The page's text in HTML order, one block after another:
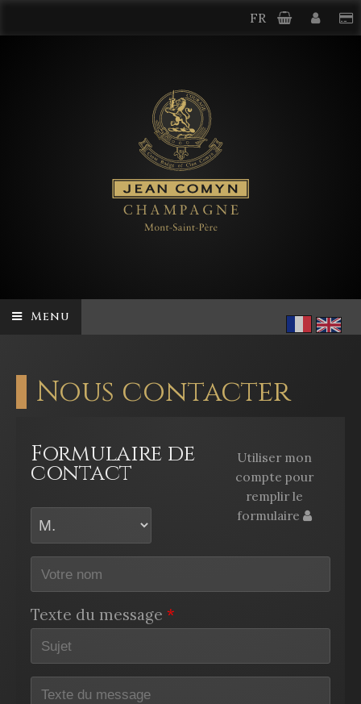
FR
Menu
Nous contacter
Utiliser mon
compte pour
remplir le
formulaire
Formulaire de
contact
Texte du message